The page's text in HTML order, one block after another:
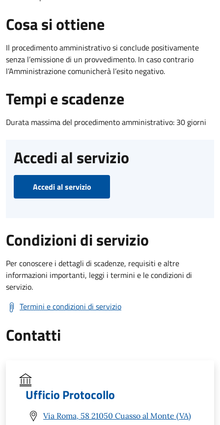
Cosa si ottiene
Il procedimento amministrativo si conclude positivamente
senza l’emissione di un provvedimento. In caso contrario
l’Amministrazione comunicherà l’esito negativo.
Tempi e scadenze
Durata massima del procedimento amministrativo: 30 giorni
Accedi al servizio
Accedi al servizio
Condizioni di servizio
Per conoscere i dettagli di scadenze, requisiti e altre
informazioni importanti, leggi i termini e le condizioni di
servizio.
Termini e condizioni di servizio
Contatti
Ufficio Protocollo
Via Roma, 58 21050 Cuasso al Monte (VA)